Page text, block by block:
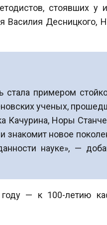
стоявших у
Десницкого,
стала примером
ученых,
Качурина, Норы
новое
науке», —
году — к 100-летию